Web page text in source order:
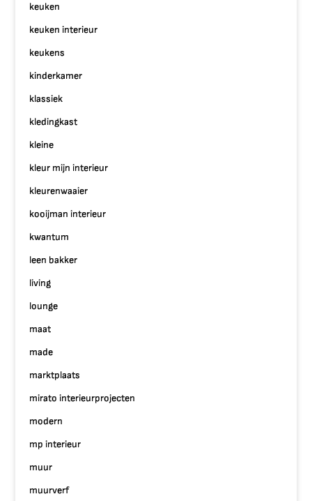
keuken
keuken interieur
keukens
kinderkamer
klassiek
kledingkast
kleine
kleur mijn interieur
kleurenwaaier
kooijman interieur
kwantum
leen bakker
living
lounge
maat
made
marktplaats
mirato interieurprojecten
modern
mp interieur
muur
muurverf